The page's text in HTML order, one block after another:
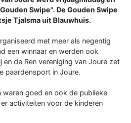
Swipe". De Gouden Swipe
Tjalsma uit Blauwhuis.
met meer als negentig
een winnaar en werden ook
de Ren vereniging van Joure zet
paardensport in Joure.
goed en ook de publieke
activiteiten voor de kinderen